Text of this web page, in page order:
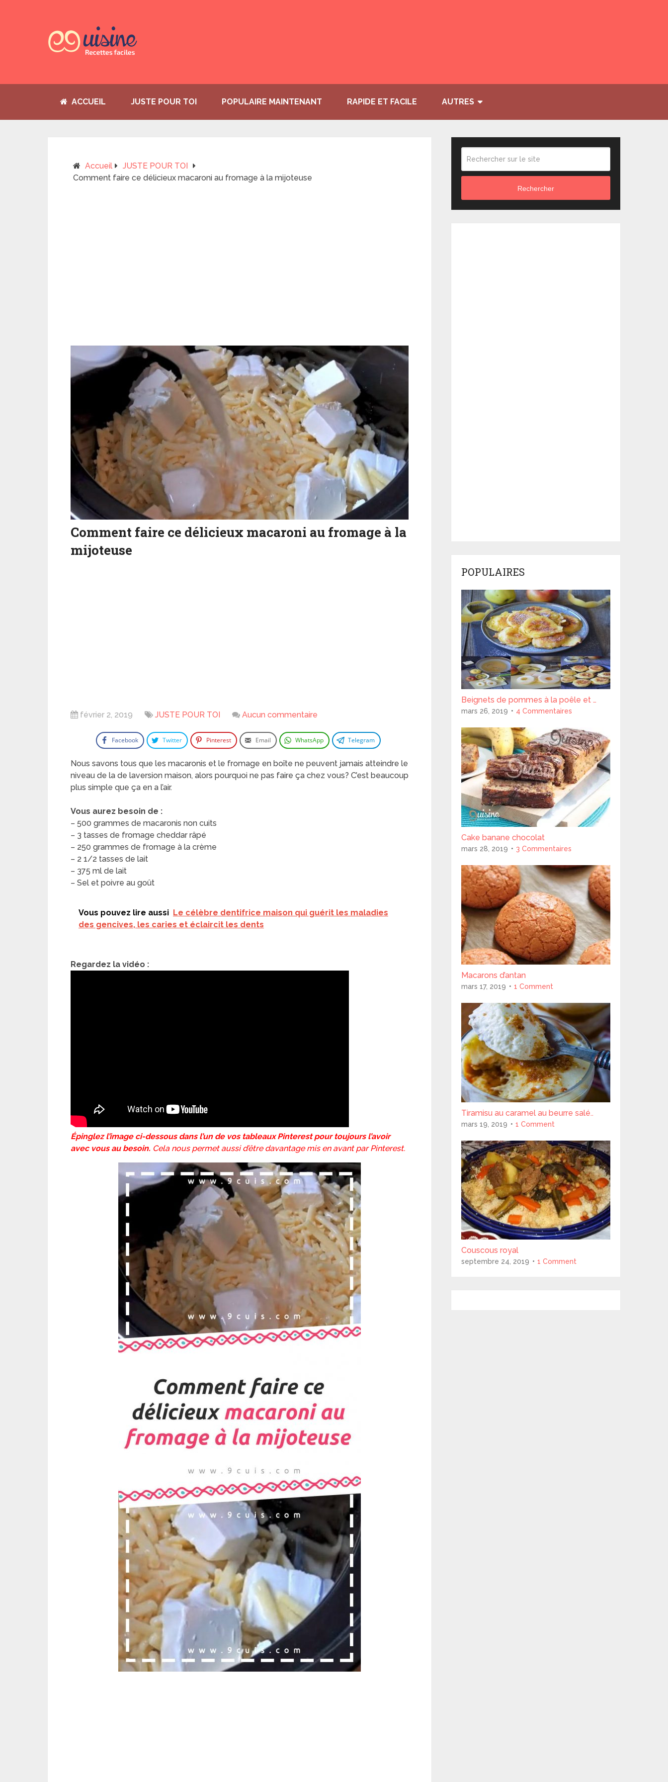
ACCUEIL JUSTE POUR TOI POPULAIRE MAINTENANT RAPIDE ET FACILE AUTRES
Accueil
JUSTE POUR TOI
Comment faire ce délicieux macaroni au fromage à la mijoteuse
Comment faire ce délicieux macaroni au fromage à la
mijoteuse
février 2, 2019 JUSTE POUR TOI Aucun commentaire
Facebook Twitter Pinterest Email WhatsApp Telegram
Nous savons tous que les macaronis et le fromage en boîte ne peuvent jamais atteindre le
niveau de la de laversion maison, alors pourquoi ne pas faire ça chez vous? C’est beaucoup
plus simple que ça en a l’air.
Vous aurez besoin de :
– 500 grammes de macaronis non cuits
– 3 tasses de fromage cheddar râpé
– 250 grammes de fromage à la crème
– 2 1/2 tasses de lait
– 375 ml de lait
– Sel et poivre au goût
Vous pouvez lire aussi Le célèbre dentifrice maison qui guérit les maladies
des gencives, les caries et éclaircit les dents
Regardez la vidéo :
Épinglez l’image ci-dessous dans l’un de vos tableaux Pinterest pour toujours l’avoir
avec vous au besoin. Cela nous permet aussi d’être davantage mis en avant par Pinterest.
Rechercher
POPULAIRES
Beignets de pommes à la poêle et …
mars 26, 2019 4 Commentaires
Cake banane chocolat
mars 28, 2019 3 Commentaires
Macarons d’antan
mars 17, 2019 1 Comment
Tiramisu au caramel au beurre salé..
mars 19, 2019 1 Comment
Couscous royal
septembre 24, 2019 1 Comment